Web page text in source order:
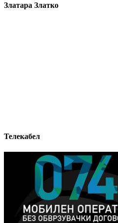
Златара Златко
Телекабел